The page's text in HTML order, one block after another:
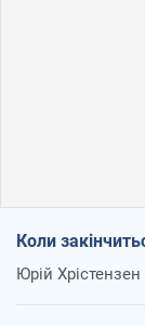
Коли
Юрій Хрістензен